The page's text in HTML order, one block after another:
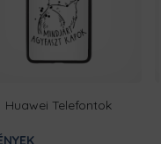
Huawei Telefontok